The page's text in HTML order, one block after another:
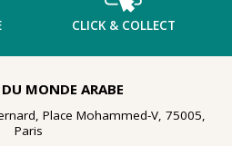
CLICK & COLLECT
MONDE ARABE
Place Mohammed-V, 75005,
Paris